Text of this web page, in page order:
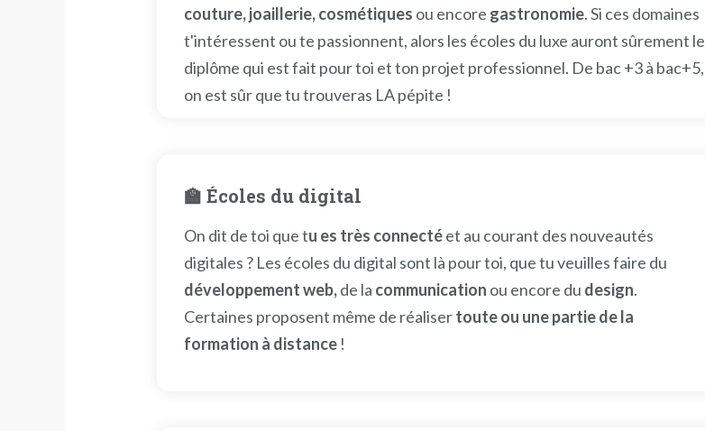
couture, joaillerie, cosmétiques ou encore gastronomie. Si ces domaines
t'intéressent ou te passionnent, alors les écoles du luxe auront sûrement le
diplôme qui est fait pour toi et ton projet professionnel. De bac +3 à bac+5,
on est sûr que tu trouveras LA pépite !
🏫 Écoles du digital
On dit de toi que tu es très connectéet au courant des nouveautés
digitales ? Les écoles du digital sont là pour toi, que tu veuilles faire du
développement web,de la communication ou encore du design.
Certaines proposent même de réalisertoute ou une partie de la
formation à distance !